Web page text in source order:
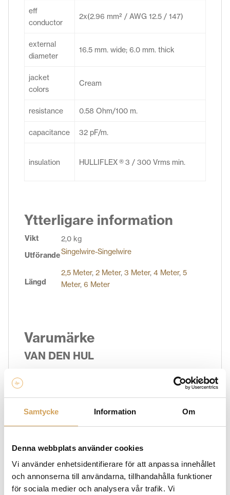
Samtycke Information Om
Denna webbplats använder cookies
Vi använder enhetsidentifierare för att anpassa innehållet
och annonserna till användarna, tillhandahålla funktioner
för sociala medier och analysera vår trafik. Vi
eff
conductor
2x(2.96 mm² / AWG 12.5 / 147)
external
diameter
16.5 mm. wide; 6.0 mm. thick
jacket
colors
Cream
resistance 0.58 Ohm/100 m.
capacitance 32 pF/m.
insulation HULLIFLEX ® 3 / 300 Vrms min.
Ytterligare information
Vikt 2,0 kg
UtförandeSingelwire-Singelwire
Längd
2,5 Meter, 2 Meter, 3 Meter, 4 Meter, 5
Meter, 6 Meter
Varumärke
VAN DEN HUL
pickups är Van den Hul rätt varumärke för dig. Med
deras hängivenhet till ljudkvalitet, innovativ teknik och
noggrann tillverkning erbjuder Van den Hul produkter
optimera signalöverföring och förbättra ljudkvaliteten.
Vi erbjuder ett brett utbud av kablar för olika
applikationer och anslutningar, inklusive högtalarkablar,
signalkablar, digitala kablar och mycket mer. Oavsett